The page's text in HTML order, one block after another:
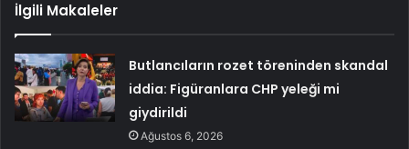
İlgili Makaleler
Butlancıların rozet töreninden skandal
iddia: Figüranlara CHP yeleği mi
giydirildi
Ağustos 6, 2026